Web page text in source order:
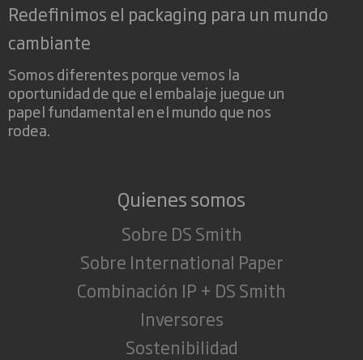
Redefinimos el packaging para un mundo
cambiante
Somos diferentes porque vemos la
oportunidad de que el embalaje juegue un
papel fundamental en el mundo que nos
rodea.
Quienes somos
Sobre DS Smith
Sobre International Paper
Combinación IP + DS Smith
Inversores
Sostenibilidad